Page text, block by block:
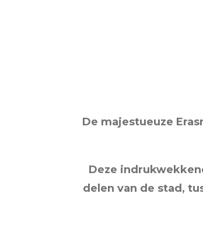
De majestueuze
Deze
delen van de stad,